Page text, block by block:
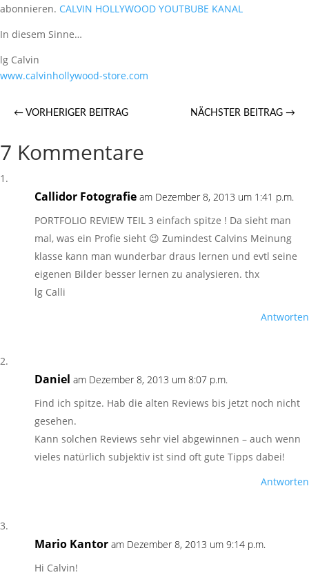
abonnieren. CALVIN HOLLYWOOD YOUTBUBE KANAL
In diesem Sinne…
lg Calvin
​www.calvinhollywood-store.com
← VORHERIGER BEITRAG NÄCHSTER BEITRAG →
7 Kommentare
Callidor Fotografie am Dezember 8, 2013 um 1:41 p.m.
PORTFOLIO REVIEW TEIL 3 einfach spitze ! Da sieht man
mal, was ein Profie sieht 😉 Zumindest Calvins Meinung
klasse kann man wunderbar draus lernen und evtl seine
eigenen Bilder besser lernen zu analysieren. thx
lg Calli
Antworten
Daniel am Dezember 8, 2013 um 8:07 p.m.
Find ich spitze. Hab die alten Reviews bis jetzt noch nicht
gesehen.
Kann solchen Reviews sehr viel abgewinnen – auch wenn
vieles natürlich subjektiv ist sind oft gute Tipps dabei!
Antworten
Mario Kantor am Dezember 8, 2013 um 9:14 p.m.
Hi Calvin!